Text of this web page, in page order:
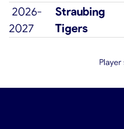
2026-
2027
Straubing
Tigers